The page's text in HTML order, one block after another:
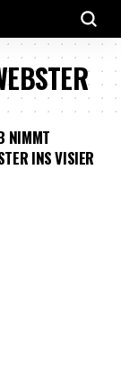
NIMMT
INS VISIER